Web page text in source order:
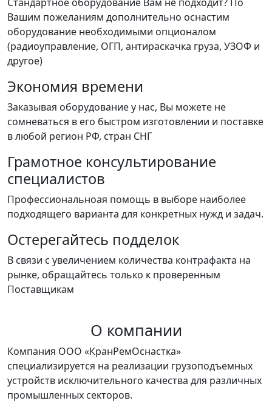
Стандартное оборудование Вам не подходит? По
Вашим пожеланиям дополнительно оснастим
оборудование необходимыми опционалом
(радиоуправление, ОГП, антираскачка груза, УЗОФ и
другое)
Экономия времени
Заказывая оборудование у нас, Вы можете не
сомневаться в его быстром изготовлении и поставке
в любой регион РФ, стран СНГ
Грамотное консультирование
специалистов
Профессиональноая помощь в выборе наиболее
подходящего варианта для конкретных нужд и задач.
Остерегайтесь подделок
В связи с увеличением количества контрафакта на
рынке, обращайтесь только к проверенным
Поставщикам
О компании
Компания ООО «КранРемОснастка»
специализируется на реализации грузоподъемных
устройств исключительного качества для различных
промышленных секторов.